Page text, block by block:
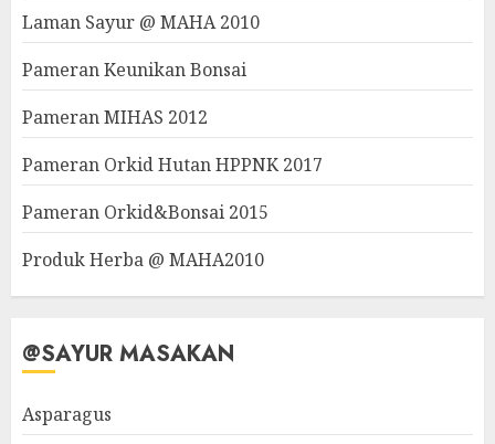
Laman Sayur @ MAHA 2010
Pameran Keunikan Bonsai
Pameran MIHAS 2012
Pameran Orkid Hutan HPPNK 2017
Pameran Orkid&Bonsai 2015
Produk Herba @ MAHA2010
@SAYUR MASAKAN
Asparagus